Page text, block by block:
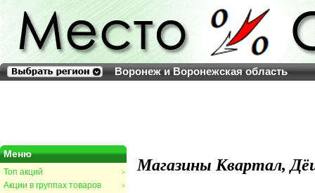
Воронеж и Воронежская область
Меню
>
Топ акций
>
Акции в группах товаров
Магазины Квартал,